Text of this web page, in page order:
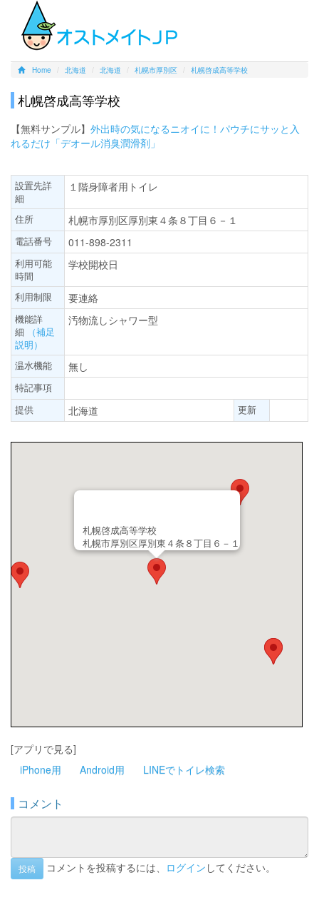
Home 北海道 北海道 札幌市厚別区 札幌啓成高等学校
札幌啓成高等学校
【無料サンプル】 外出時の気になるニオイに！パウチにサッと入
れるだけ「デオール消臭潤滑剤」
設置先詳
細
１階身障者用トイレ
住所 札幌市厚別区厚別東４条８丁目６－１
電話番号 011-898-2311
利用可能
時間
学校開校日
利用制限 要連絡
機能詳
細
（補足
説明）
汚物流しシャワー型
温水機能 無し
特記事項
提供
北海道 更新
札幌啓成高等学校
札幌市厚別区厚別東４条８丁目６－１
[アプリで見る]
iPhone用
Android用 LINEでトイレ検索
コメント
投稿 コメントを投稿するには、 ログイン してください。